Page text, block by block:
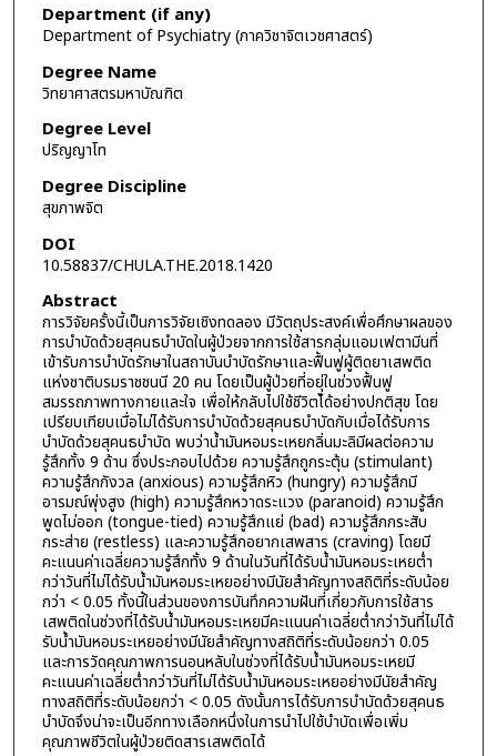
Department (if any)
Department of Psychiatry (ภาควิชาจิตเวชศาสตร์)
Degree Name
วิทยาศาสตรมหาบัณฑิต
Degree Level
ปริญญาโท
Degree Discipline
สุขภาพจิต
DOI
10.58837/CHULA.THE.2018.1420
Abstract
การวิจัยครั้งนี้เป็นการวิจัยเชิงทดลอง มีวัตถุประสงค์เพื่อศึกษาผลของ
การบำบัดด้วยสุคนธบำบัดในผู้ป่วยจากการใช้สารกลุ่มแอมเฟตามีนที่
เข้ารับการบำบัดรักษาในสถาบันบำบัดรักษาและฟื้นฟูผู้ติดยาเสพติด
แห่งชาติบรมราชชนนี 20 คน โดยเป็นผู้ป่วยที่อยุู่ในช่วงฟื้นฟู
สมรรถภาพทางกายและใจ เพื่อให้กลับไปใช้ชีวิตได้อย่างปกติสุข โดย
เปรียบเทียบเมื่อไม่ได้รับการบำบัดด้วยสุคนธบำบัดกับเมื่อได้รับการ
บำบัดด้วยสุคนธบำบัด พบว่าน้ำมันหอมระเหยกลิ่นมะลิมีผลต่อความ
รู้สึกทั้ง 9 ด้าน ซึ่งประกอบไปด้วย ความรู้สึกถูกระตุ้น (stimulant)
ความรู้สึกกังวล (anxious) ความรู้สึกหิว (hungry) ความรู้สึกมี
อารมณ์พุ่งสูง (high) ความรู้สึกหวาดระแวง (paranoid) ความรู้สึก
พูดไม่ออก (tongue-tied) ความรู้สึกแย่ (bad) ความรู้สึกกระสับ
กระส่าย (restless) และความรู้สึกอยากเสพสาร (craving) โดยมี
คะแนนค่าเฉลี่ยความรู้สึกทั้ง 9 ด้านในวันที่ได้รับน้ำมันหอมระเหยต่ำ
กว่าวันที่ไม่ได้รับน้ำมันหอมระเหยอย่างมีนัยสำคัญทางสถิติที่ระดับน้อย
กว่า < 0.05 ทั้งนี้ในส่วนของการบันทึกความฝันที่เกี่ยวกับการใช้สาร
เสพติดในช่วงที่ได้รับน้ำมันหอมระเหยมีคะแนนค่าเฉลี่ยต่ำกว่าวันที่ไม่ได้
รับน้ำมันหอมระเหยอย่างมีนัยสำคัญทางสถิติที่ระดับน้อยกว่า 0.05
และการวัดคุณภาพการนอนหลับในช่วงที่ได้รับน้ำมันหอมระเหยมี
คะแนนค่าเฉลี่ยต่ำกว่าวันที่ไม่ได้รับน้ำมันหอมระเหยอย่างมีนัยสำคัญ
ทางสถิติที่ระดับน้อยกว่า < 0.05 ดังนั้นการได้รับการบำบัดด้วยสุคนธ
บำบัดจึงน่าจะเป็นอีกทางเลือกหนึ่งในการนำไปใช้บำบัดเพื่อเพิ่ม
คุณภาพชีวิตในผู้ป่วยติดสารเสพติดได้